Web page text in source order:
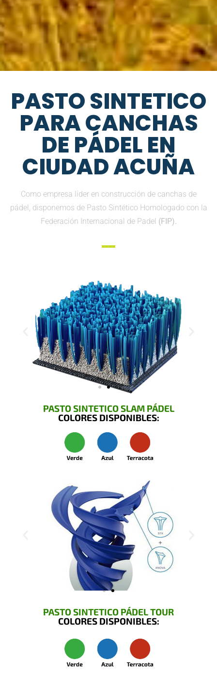
PASTO SINTETICO
PARA CANCHAS
DE PÁDEL EN
CIUDAD ACUÑA
Como empresa lider en construcción de canchas de
pádel, disponemos de Pasto Sintético Homologado con la
Federación Internacional de Padel (FIP).
PASTO SINTETICO SLAM PÁDEL
COLORES DISPONIBLES:
PASTO SINTETICO PÁDEL TOUR
COLORES DISPONIBLES: